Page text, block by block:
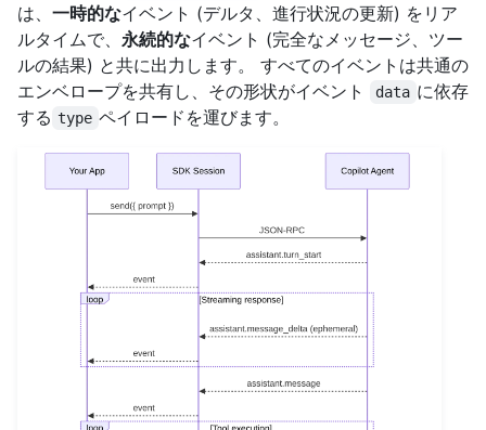
は、 一時的なイベント (デルタ、進行状況の更新) をリア
ルタイムで、 永続的なイベント (完全なメッセージ、ツー
ルの結果) と共に出力します。 すべてのイベントは共通の
エンベロープを共有し、その形状がイベント
data に依存
する type ペイロードを運びます。